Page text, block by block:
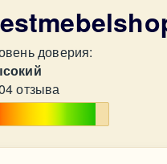
доверия:
отзыва